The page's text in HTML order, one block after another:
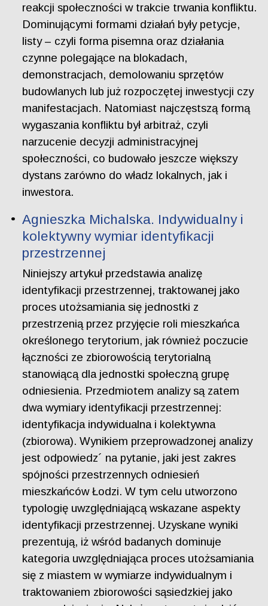
reakcji społeczności w trakcie trwania konfliktu.
Dominującymi formami działań były petycje,
listy – czyli forma pisemna oraz działania
czynne polegające na blokadach,
demonstracjach, demolowaniu sprzętów
budowlanych lub już rozpoczętej inwestycji czy
manifestacjach. Natomiast najczęstszą formą
wygaszania konfliktu był arbitraż, czyli
narzucenie decyzji administracyjnej
społeczności, co budowało jeszcze większy
dystans zarówno do władz lokalnych, jak i
inwestora.
Agnieszka Michalska. Indywidualny i
kolektywny wymiar identyfikacji
przestrzennej
Niniejszy artykuł przedstawia analizę
identyfikacji przestrzennej, traktowanej jako
proces utożsamiania się jednostki z
przestrzenią przez przyjęcie roli mieszkańca
określonego terytorium, jak również poczucie
łączności ze zbiorowością terytorialną
stanowiącą dla jednostki społeczną grupę
odniesienia. Przedmiotem analizy są zatem
dwa wymiary identyfikacji przestrzennej:
identyfikacja indywidualna i kolektywna
(zbiorowa). Wynikiem przeprowadzonej analizy
jest odpowiedz´ na pytanie, jaki jest zakres
spójności przestrzennych odniesień
mieszkańców Łodzi. W tym celu utworzono
typologię uwzględniającą wskazane aspekty
identyfikacji przestrzennej. Uzyskane wyniki
prezentują, iż wśród badanych dominuje
kategoria uwzględniająca proces utożsamiania
się z miastem w wymiarze indywidualnym i
traktowaniem zbiorowości sąsiedzkiej jako